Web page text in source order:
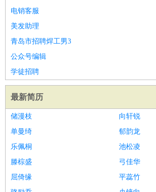
电销客服
美发助理
青岛市招聘焊工男3
公众号编辑
学徒招聘
最新简历
储漫枝
向轩锐
单曼绮
郁韵龙
乐佩桐
池松凌
滕棕盛
弓佳华
屈倚缘
平蕊竹